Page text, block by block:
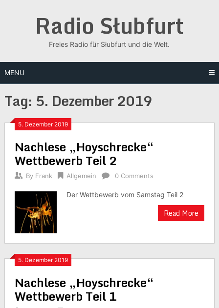
Radio Słubfurt
Freies Radio für Słubfurt und die Welt.
MENU
Tag: 5. Dezember 2019
5. Dezember 2019
Nachlese „Hoyschrecke“
Wettbewerb Teil 2
By Frank Allgemein 0 Comments
Der Wettbewerb vom Samstag Teil 2
Read More
5. Dezember 2019
Nachlese „Hoyschrecke“
Wettbewerb Teil 1